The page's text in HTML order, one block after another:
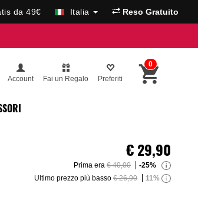
da 49€ Italia Reso Gratuito
Account Fai un Regalo Preferiti
0
€29,90
Prima era€ 40,00 -25% i
Ultimo prezzo più basso€ 26,90 11% i